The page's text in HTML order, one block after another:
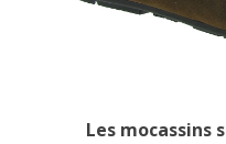
Les mocassins